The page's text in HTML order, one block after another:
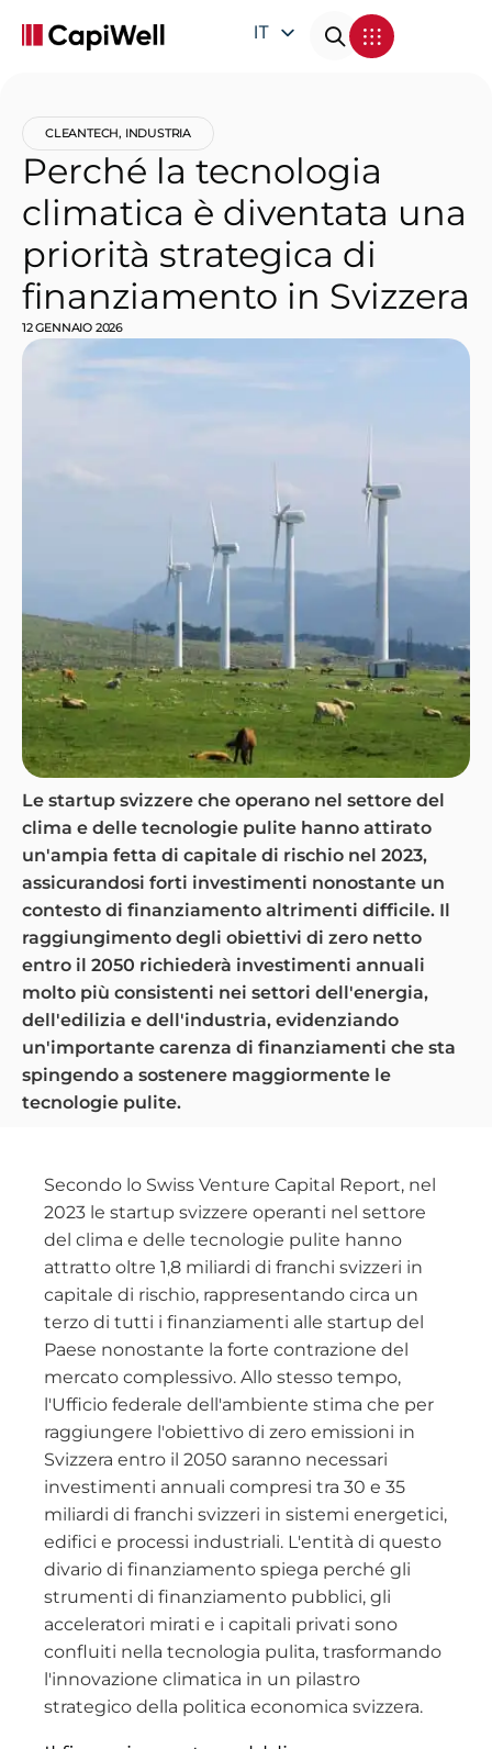
IT
CLEANTECH, INDUSTRIA
Perché la tecnologia
climatica è diventata una
priorità strategica di
finanziamento in Svizzera
12 GENNAIO 2026
Le startup svizzere che operano nel settore del
clima e delle tecnologie pulite hanno attirato
un'ampia fetta di capitale di rischio nel 2023,
assicurandosi forti investimenti nonostante un
contesto di finanziamento altrimenti difficile. Il
raggiungimento degli obiettivi di zero netto
entro il 2050 richiederà investimenti annuali
molto più consistenti nei settori dell'energia,
dell'edilizia e dell'industria, evidenziando
un'importante carenza di finanziamenti che sta
spingendo a sostenere maggiormente le
tecnologie pulite.
Secondo lo Swiss Venture Capital Report, nel
2023 le startup svizzere operanti nel settore
del clima e delle tecnologie pulite hanno
attratto oltre 1,8 miliardi di franchi svizzeri in
capitale di rischio, rappresentando circa un
terzo di tutti i finanziamenti alle startup del
Paese nonostante la forte contrazione del
mercato complessivo. Allo stesso tempo,
l'Ufficio federale dell'ambiente stima che per
raggiungere l'obiettivo di zero emissioni in
Svizzera entro il 2050 saranno necessari
investimenti annuali compresi tra 30 e 35
miliardi di franchi svizzeri in sistemi energetici,
edifici e processi industriali. L'entità di questo
divario di finanziamento spiega perché gli
strumenti di finanziamento pubblici, gli
acceleratori mirati e i capitali privati sono
confluiti nella tecnologia pulita, trasformando
l'innovazione climatica in un pilastro
strategico della politica economica svizzera.